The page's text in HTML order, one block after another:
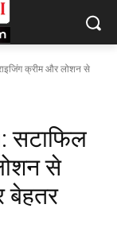
क्रीम और लोशन से
सटाफिल
से
बेहतर